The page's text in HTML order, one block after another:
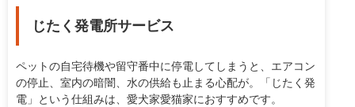
じたく発電所サービス
ペットの自宅待機や留守番中に停電してしまうと、エアコン
の停止、室内の暗闇、水の供給も止まる心配が。「じたく発
電」という仕組みは、愛犬家愛猫家におすすめです。